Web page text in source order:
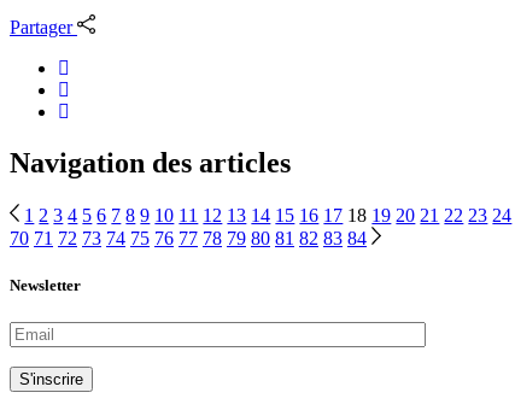
Partager
Navigation des articles
1 2 3 4 5 6 7 8 9 10 11 12 13 14 15 16 17 18 19 20 21 22 23 24
70 71 72 73 74 75 76 77 78 79 80 81 82 83 84
Newsletter
S'inscrire